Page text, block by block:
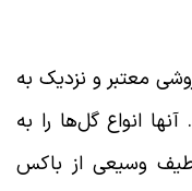
معتبر و نزدیک به
انواع گل‌ها را به
طیف وسیعی از باکس